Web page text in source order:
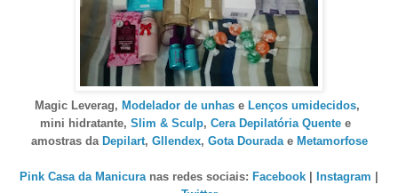
Magic Leverag, Modelador de unhas e Lenços umidecidos,
mini hidratante, Slim & Sculp, Cera Depilatória Quente e
amostras da Depilart, Gllendex, Gota Douradae Metamorfose
Pink Casa da Manicuranas redes sociais: Facebook Instagram